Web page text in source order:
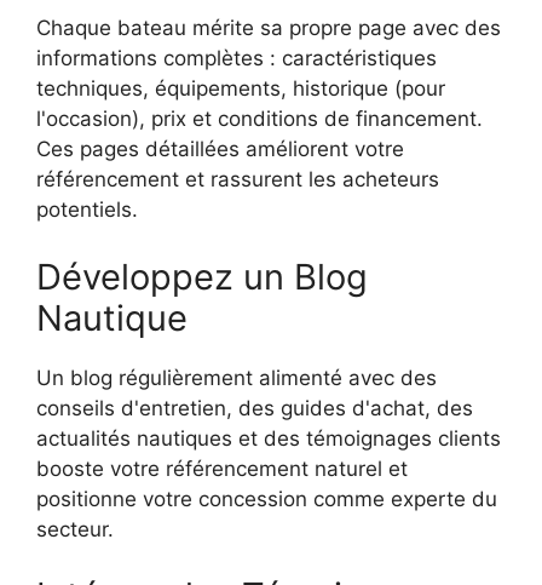
Chaque bateau mérite sa propre page avec des
informations complètes : caractéristiques
techniques, équipements, historique (pour
l'occasion), prix et conditions de financement.
Ces pages détaillées améliorent votre
référencement et rassurent les acheteurs
potentiels.
Développez un Blog
Nautique
Un blog régulièrement alimenté avec des
conseils d'entretien, des guides d'achat, des
actualités nautiques et des témoignages clients
booste votre référencement naturel et
positionne votre concession comme experte du
secteur.